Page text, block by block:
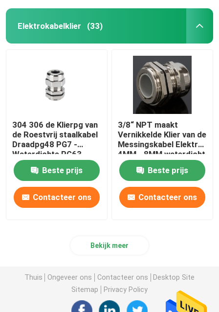
Elektrokabelklier (33)
304 306 de Klierpg van
de Roestvrij staalkabel
Draadpg48 PG7 -
Waterdichte PG63
Beste prijs
Contacteer ons
3/8“ NPT maakt
Vernikkelde Klier van de
Messingskabel Elektro
4MM - 8MM waterdicht
Beste prijs
Contacteer ons
Bekijk meer
Thuis Ongeveer ons Contacteer ons
Desktop Site
Sitemap
Privacy Policy